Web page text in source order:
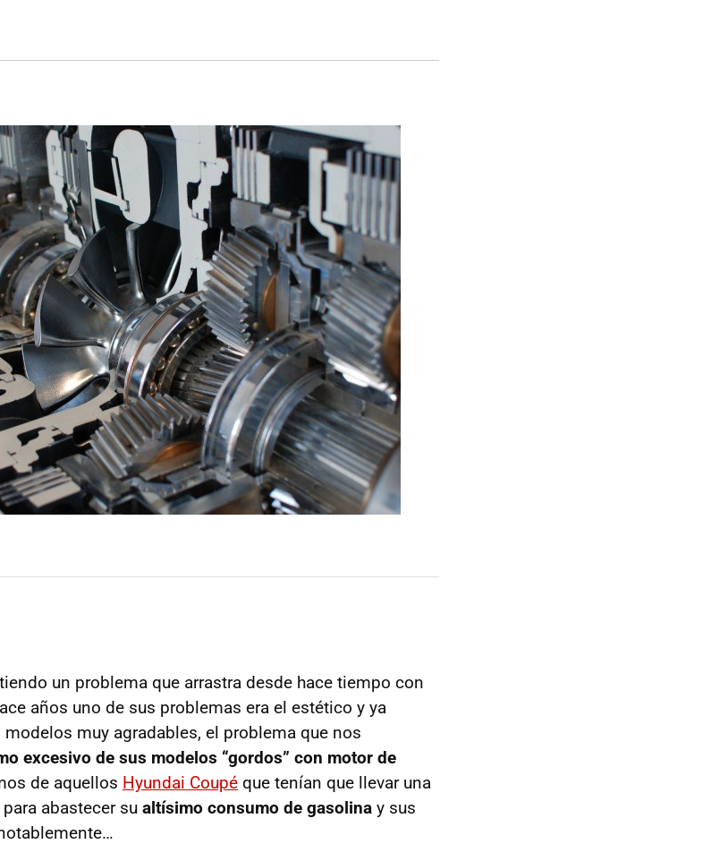
un problema que arrastra desde hace tiempo con
años uno de sus problemas era el estético y ya
muy agradables, el problema que nos
excesivo de sus modelos “gordos” con motor de
de aquellos Hyundai Coupé que tenían que llevar una
abastecer su altísimo consumo de gasolina y sus